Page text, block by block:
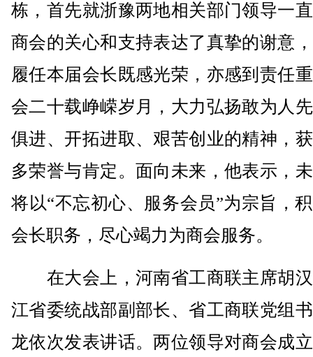
栋，首先就浙豫两地相关部门领导一
商会的关心和支持表达了真挚的谢意
履任本届会长既感光荣，亦感到责任
会二十载峥嵘岁月，大力弘扬敢为人
俱进、开拓进取、艰苦创业的精神，
多荣誉与肯定。面向未来，他表示，
将以“不忘初心、服务会员”为宗旨，
会长职务，尽心竭力为商会服务。
在大会上，河南省工商联主席胡
江省委统战部副部长、省工商联党组
龙依次发表讲话。两位领导对商会成